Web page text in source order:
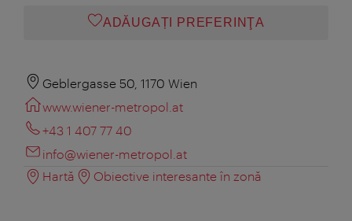
ADĂUGAȚI PREFERINŢA
Geblergasse 50, 1170 Wien
www.wiener-metropol.at
+43 1 407 77 40
info@wiener-metropol.at
Hartă
Obiective interesante în zonă